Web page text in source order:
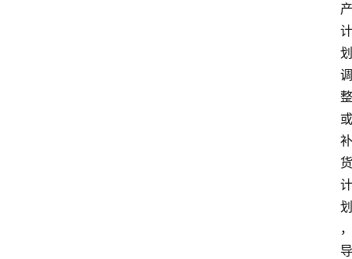
产
计
划
调
整
或
补
货
计
划
，
导